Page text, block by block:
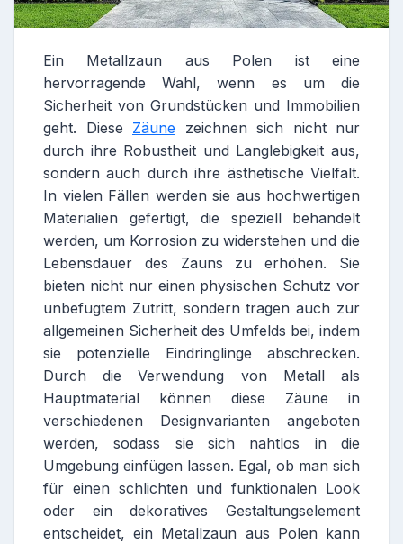
Ein Metallzaun aus Polen ist eine
hervorragende Wahl, wenn es um die
Sicherheit von Grundstücken und Immobilien
geht. Diese Zäune zeichnen sich nicht nur
durch ihre Robustheit und Langlebigkeit aus,
sondern auch durch ihre ästhetische Vielfalt.
In vielen Fällen werden sie aus hochwertigen
Materialien gefertigt, die speziell behandelt
werden, um Korrosion zu widerstehen und die
Lebensdauer des Zauns zu erhöhen. Sie
bieten nicht nur einen physischen Schutz vor
unbefugtem Zutritt, sondern tragen auch zur
allgemeinen Sicherheit des Umfelds bei, indem
sie potenzielle Eindringlinge abschrecken.
Durch die Verwendung von Metall als
Hauptmaterial können diese Zäune in
verschiedenen Designvarianten angeboten
werden, sodass sie sich nahtlos in die
Umgebung einfügen lassen. Egal, ob man sich
für einen schlichten und funktionalen Look
oder ein dekoratives Gestaltungselement
entscheidet, ein Metallzaun aus Polen kann